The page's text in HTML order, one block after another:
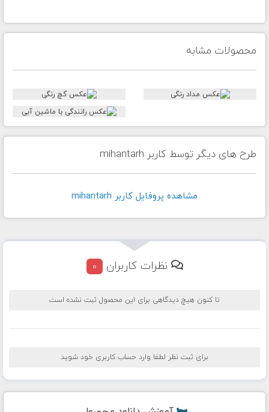
محصولات مشابه
طرح های دیگر توسط کاربر mihantarh
مشاهده پروفايل کاربر mihantarh
نظرات کاربران 0
تا کنون هیچ دیدگاهی برای این محصول ثبت نشده است
برای ثبت نظر لطفا وارد حساب کاربری خود شوید